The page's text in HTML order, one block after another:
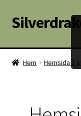
Hoppa
till
Hoppa
till
Hem
Hem Hemsida 1